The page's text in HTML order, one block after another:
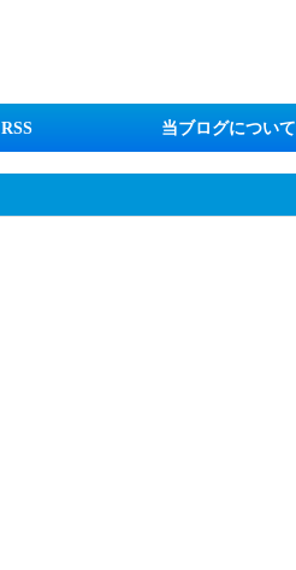
RSS 当ブログについて